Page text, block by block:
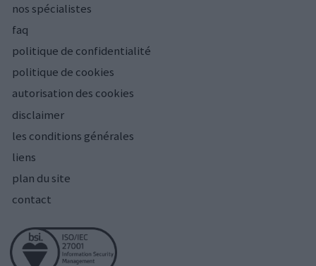
nos spécialistes
faq
politique de confidentialité
politique de cookies
autorisation des cookies
disclaimer
les conditions générales
liens
plan du site
contact